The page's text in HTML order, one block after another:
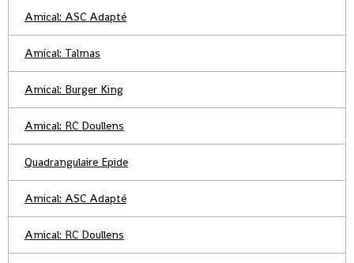
Amical: ASC Adapté
Amical: Talmas
Amical: Burger King
Amical: RC Doullens
Quadrangulaire Epide
Amical: ASC Adapté
Amical: RC Doullens